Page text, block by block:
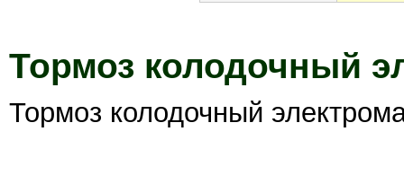
Тормоз колодочный
Тормоз колодочный